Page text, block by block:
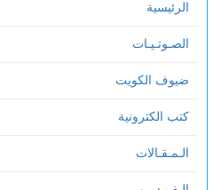
الرئيسية
الصـوتـيـات
ضيوف الكويت
كتب الكترونية
الـمـقـالات